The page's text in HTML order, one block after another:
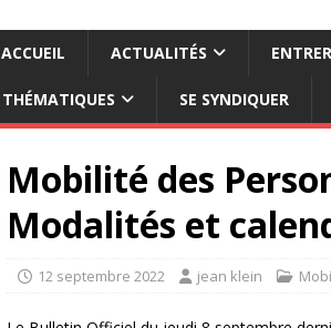
ACCUEIL ACTUALITÉS
THÉMATIQUES SE SYNDIQUER
Mobilité des
Modalités et
12 septembre 2022 jean klein